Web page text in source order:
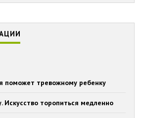
поможет тревожному ребенку
Искусство торопиться медленно